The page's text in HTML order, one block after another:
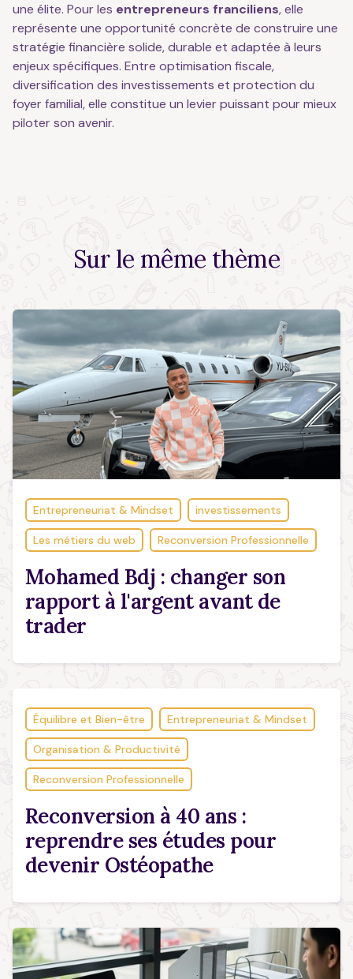
une élite. Pour les entrepreneurs franciliens, elle
représente une opportunité concrète de construire une
stratégie financière solide, durable et adaptée à leurs
enjeux spécifiques. Entre optimisation fiscale,
diversification des investissements et protection du
foyer familial, elle constitue un levier puissant pour mieux
piloter son avenir.
Sur le même thème
Entrepreneuriat & Mindset investissements
Les métiers du web Reconversion Professionnelle
Mohamed Bdj : changer son
rapport à l'argent avant de
trader
Équilibre et Bien-être Entrepreneuriat & Mindset
Organisation & Productivité
Reconversion Professionnelle
Reconversion à 40 ans :
reprendre ses études pour
devenir Ostéopathe